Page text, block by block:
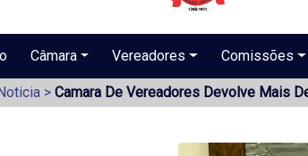
Câmara Vereadores Comissões
Noticia > Camara De Vereadores Devolve Mais